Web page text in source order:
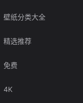
壁纸分类大全
精选推荐
免费
4K